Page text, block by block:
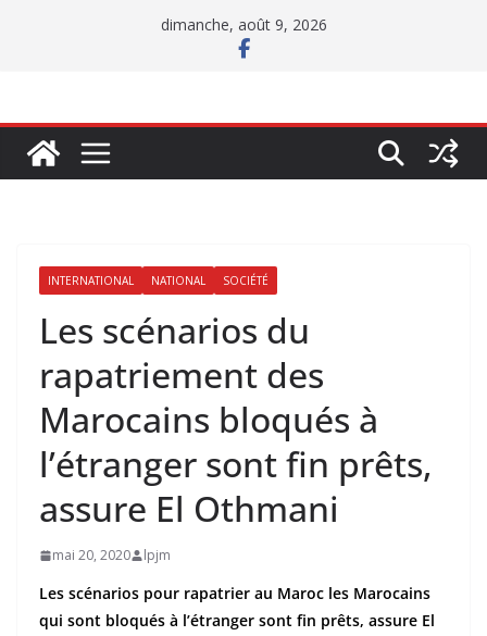
dimanche, août 9, 2026
INTERNATIONAL NATIONAL SOCIÉTÉ
Les scénarios du
rapatriement des
Marocains bloqués à
l’étranger sont fin prêts,
assure El Othmani
mai 20, 2020 lpjm
Les scénarios pour rapatrier au Maroc les Marocains
qui sont bloqués à l’étranger sont fin prêts, assure El